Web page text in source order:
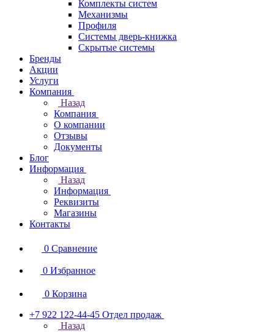
Комплекты систем
Механизмы
Профиля
Системы дверь-книжка
Скрытые системы
Бренды
Акции
Услуги
Компания
Назад
Компания
О компании
Отзывы
Документы
Блог
Информация
Назад
Информация
Реквизиты
Магазины
Контакты
0 Сравнение
0 Избранное
0 Корзина
+7 922 122-44-45 Отдел продаж
Назад